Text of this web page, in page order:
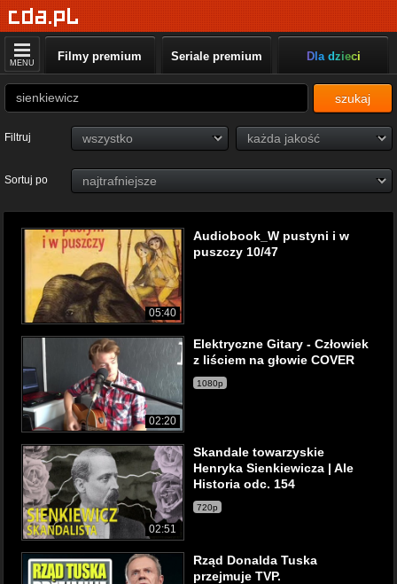
MENU Filmy premium Seriale premium Dla dzieci
szukaj
Filtruj
Sortuj po
05:40
Audiobook_W pustyni i w
puszczy 10/47
02:20
Elektryczne Gitary - Człowiek
z liściem na głowie COVER
1080p
02:51
Skandale towarzyskie
Henryka Sienkiewicza | Ale
Historia odc. 154
720p
Rząd Donalda Tuska
przejmuje TVP.